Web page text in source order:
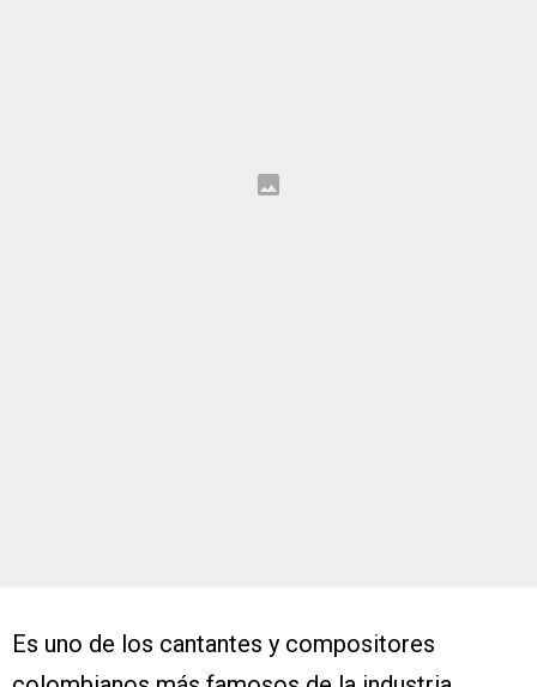
Es uno de los cantantes y compositores